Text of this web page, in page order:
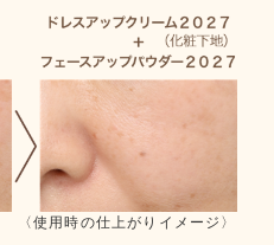
〈使用時の仕上がりイメージ〉